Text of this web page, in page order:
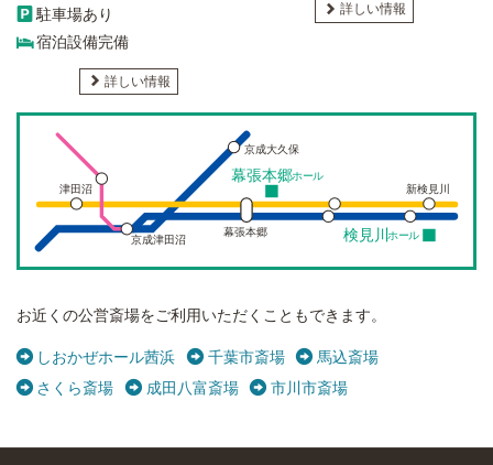
駐車場あり
宿泊設備完備
詳しい情報
詳しい情報
幕張本郷ホール
検見川ホール
幕張本郷
京成大久保
京成津田沼
津田沼 新検見川
お近くの公営斎場をご利用いただくこともできます。
しおかぜホール茜浜 千葉市斎場
馬込斎場
さくら斎場
成田八富斎場 市川市斎場